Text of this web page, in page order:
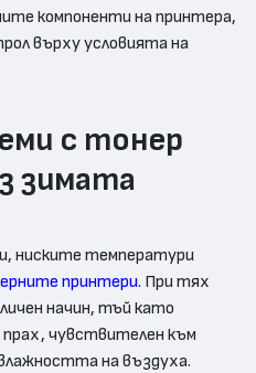
компоненти на принтера,
върху условията на
с тонер
зимата
ниските температури
принтери. При тях
начин, тъй като
чувствителен към
на въздуха.